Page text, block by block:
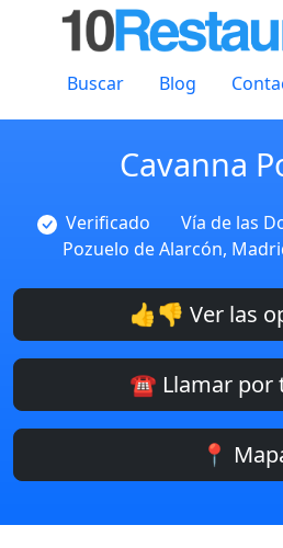
Buscar Blog
Cavanna
Verificado
Vía de las
Pozuelo de Alarcón,
👍👎 Ver las
☎️ Llamar por
📍